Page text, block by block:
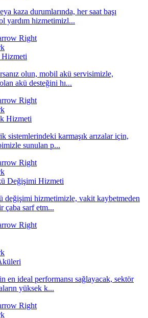
kaza durumlarında, her saat başı
yardım hizmetimizl...
olun, mobil akü servisimizle,
akü desteğini hı...
Hizmeti
sistemlerindeki karmaşık arızalar için,
sunulan p...
Değişimi Hizmeti
değişimi hizmetimizle, vakit kaybetmeden
çaba sarf etm...
en ideal performansı sağlayacak, sektör
yüksek k...